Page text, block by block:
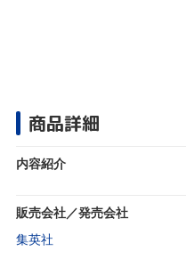
商品詳細
内容紹介
販売会社／発売会社
集英社